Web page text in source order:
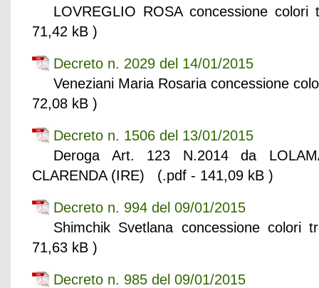
LOVREGLIO ROSA concessione
71,42 kB )
Decreto n. 2029 del 14/01/2015
Veneziani Maria Rosaria concessione
72,08 kB )
Decreto n. 1506 del 13/01/2015
Deroga Art. 123 N.2014 da
CLARENDA (IRE) (.pdf - 141,09 kB )
Decreto n. 994 del 09/01/2015
Shimchik Svetlana concessione
71,63 kB )
Decreto n. 985 del 09/01/2015